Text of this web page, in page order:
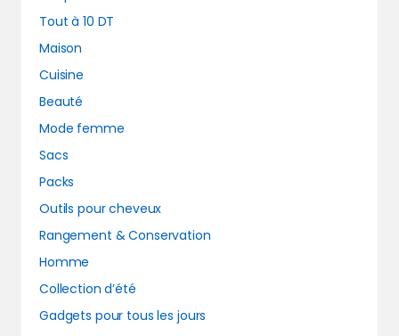
Tout à 10 DT
Maison
Cuisine
Beauté
Mode femme
Sacs
Packs
Outils pour cheveux
Rangement & Conservation
Homme
Collection d’été
Gadgets pour tous les jours